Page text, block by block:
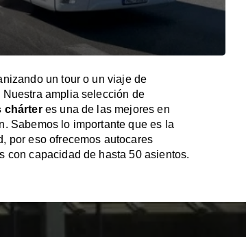
un tour o un viaje de
Nuestra amplia selección de
chárteres una de las mejores en
Sabemos lo importante que es la
por eso ofrecemos autocares
con capacidad de hasta 50 asientos.